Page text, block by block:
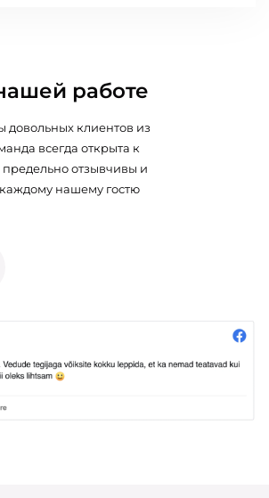
работе
довольных клиентов из
всегда открыта к
отзывчивы и
нашему гостю